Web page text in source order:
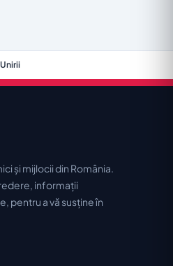
și mijlocii din România.
informații
pentru a vă susține în